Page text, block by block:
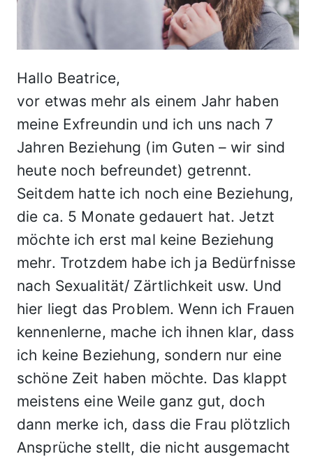
Hallo Beatrice,
vor etwas mehr als einem Jahr haben
meine Exfreundin und ich uns nach 7
Jahren Beziehung (im Guten – wir sind
heute noch befreundet) getrennt.
Seitdem hatte ich noch eine Beziehung,
die ca. 5 Monate gedauert hat. Jetzt
möchte ich erst mal keine Beziehung
mehr. Trotzdem habe ich ja Bedürfnisse
nach Sexualität/ Zärtlichkeit usw. Und
hier liegt das Problem. Wenn ich Frauen
kennenlerne, mache ich ihnen klar, dass
ich keine Beziehung, sondern nur eine
schöne Zeit haben möchte. Das klappt
meistens eine Weile ganz gut, doch
dann merke ich, dass die Frau plötzlich
Ansprüche stellt, die nicht ausgemacht